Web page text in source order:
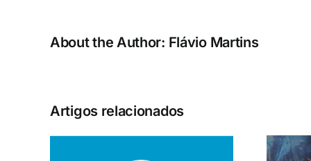
About the Author: Flávio Martins
Artigos relacionados